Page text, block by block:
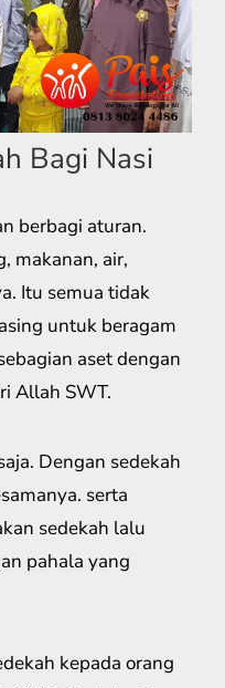
Bagi Nasi
berbagi aturan.
makanan, air,
Itu semua tidak
untuk beragam
aset dengan
Allah SWT.
Dengan sedekah
serta
sedekah lalu
pahala yang
kepada orang